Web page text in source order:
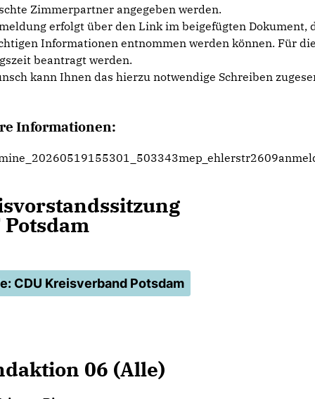
Zimmerpartner angegeben werden.
erfolgt über den Link im beigefügten Dokument,
Informationen entnommen werden können. Für
beantragt werden.
kann Ihnen das hierzu notwendige Schreiben
Informationen:
CDU Kreisverband Potsdam
06 (Alle)